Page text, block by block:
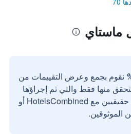
ماستاي
نقوم بجمع وعرض التقييمات من
منها فقط والتي تم إجراؤها
بواسطة مستخدمين حقيقيين مع HotelsCombined أو
الموثوقين.